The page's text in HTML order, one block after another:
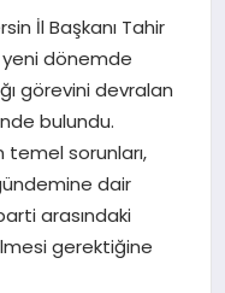
İl Başkanı Tahir
yeni dönemde
görevini devralan
bulundu.
temel sorunları,
dair
arasındaki
gerektiğine